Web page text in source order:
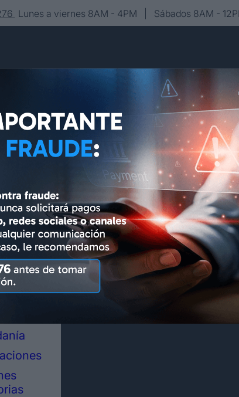
Lunes a viernes 8AM - 4PM | Sábados 8AM -
y
Conócenos Editorial Contacto